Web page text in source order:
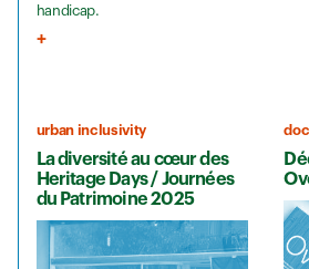
handicap.
urban inclusivity
La diversité au cœur des
Heritage Days / Journées
du Patrimoine 2025